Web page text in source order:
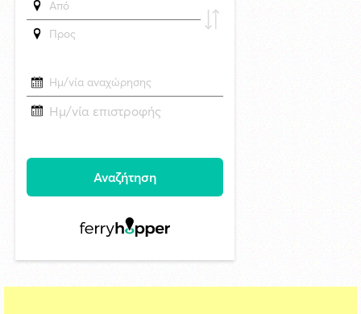
Ακραία κλιμάκωση στο Ουκρανικό: Ανελέητοι βομβαρδισμοί - Μεγάλες
στήλες καπνού σε ρωσικά διυλιστήρια - Δείτε βίντεο